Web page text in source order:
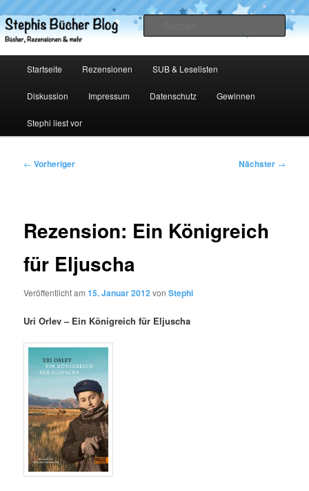
primären
Inhalt
Stephis Bücher Blog
Startseite Rezensionen SUB & Leselisten
Diskussion Impressum Datenschutz Gewinnen
Stephi liest vor
Beitragsnavigation
← Vorheriger Nächster →
Rezension: Ein Königreich
für Eljuscha
Veröffentlicht am15. Januar 2012vonStephi
Uri Orlev – Ein Königreich für Eljuscha